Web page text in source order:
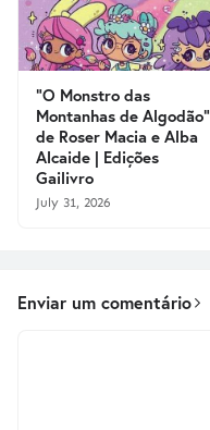
"O Monstro das
Montanhas de Algodão"
de Roser Macia e Alba
Alcaide | Edições
Gailivro
July 31, 2026
Enviar um comentário